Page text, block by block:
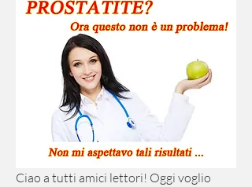
Ciao a tutti amici lettori! Oggi voglio